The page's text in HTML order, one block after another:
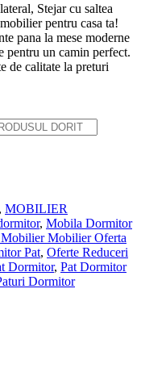
Stejar cu saltea
pentru casa ta!
pana la mese moderne
pentru un camin perfect.
de calitate la preturi
, MOBILIER
, Mobila Dormitor
Mobilier Oferta
Pat, Oferte Reduceri
Dormitor, Pat Dormitor
Dormitor